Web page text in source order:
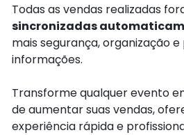
Todas as vendas realizadas
sincronizadas
mais segurança, organização
informações.
Transforme qualquer evento
de aumentar suas vendas,
experiência rápida e